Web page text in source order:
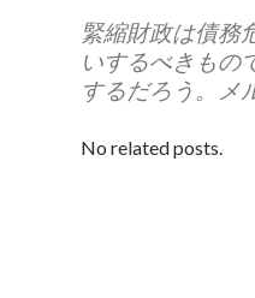
緊縮財政は債務
いするべきもの
するだろう。メ
No related posts.